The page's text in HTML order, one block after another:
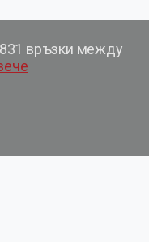
831 връзки между